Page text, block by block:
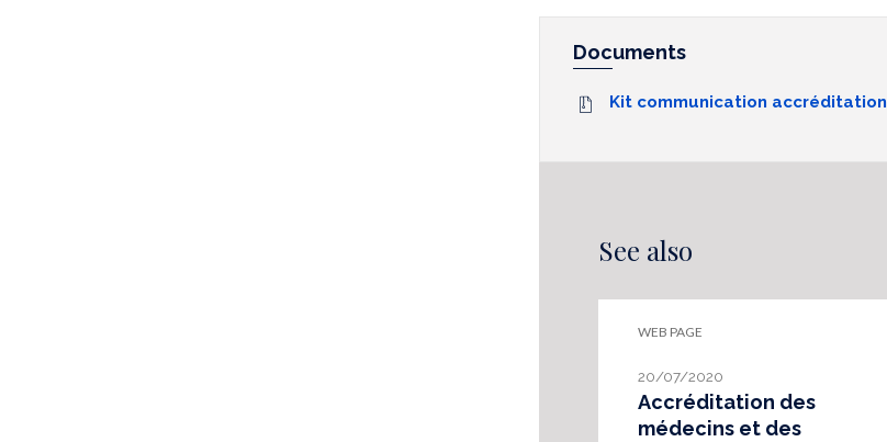
Documents
Kit communication accréditation
See also
WEB PAGE
20/07/2020
Accréditation des
médecins et des